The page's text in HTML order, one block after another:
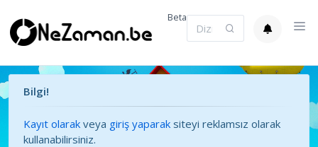
Beta
Bilgi!
Kayıt olarak veya giriş yaparak siteyi reklamsız olarak
kullanabilirsiniz.